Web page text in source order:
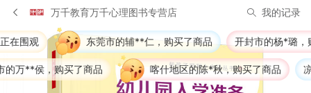
万千教育万千心理图书专营店 我的记录
商品
东莞市的辅**仁，购买了商品
喀什地区的陈*秋，购买了商品
开封市的杨*璐，购买了商品
凉山彝族自...的